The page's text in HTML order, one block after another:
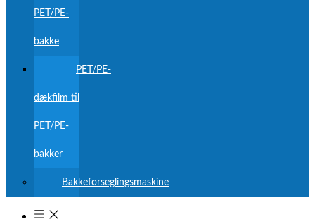
PET/PE-
bakke
PET/PE-
dækfilm til
PET/PE-
bakker
Bakkeforseglingsmaskine